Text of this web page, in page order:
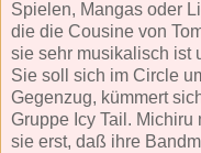
Spielen, Mangas oder
die die Cousine von
sie sehr musikalisch ist
Sie soll sich im Circle
Gegenzug, kümmert
Gruppe Icy Tail.
sie erst, daß ihre